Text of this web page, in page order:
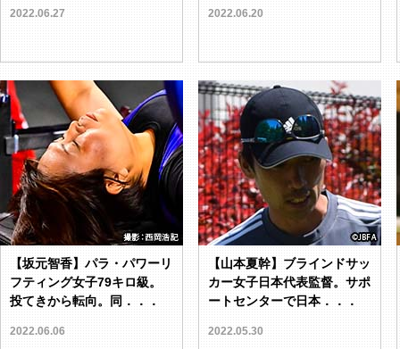
2022.06.27 2022.06.20
【坂元智香】パラ・パワーリ
フティング女子79キロ級。
投てきから転向。同．．．
2022.06.06
【山本夏幹】ブラインドサッ
カー女子日本代表監督。サポ
ートセンターで日本．．．
2022.05.30